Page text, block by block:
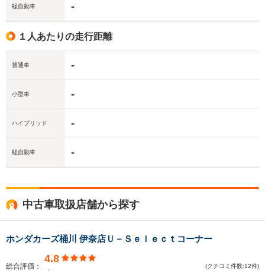
軽自動車 -
１人あたりの走行距離
普通車 -
小型車 -
ハイブリッド -
軽自動車 -
中古車取扱店舗から探す
ホンダカーズ桶川 伊奈店Ｕ－Ｓｅｌｅｃｔコーナー
総合評価：
4.8
(クチコミ件数:12件)